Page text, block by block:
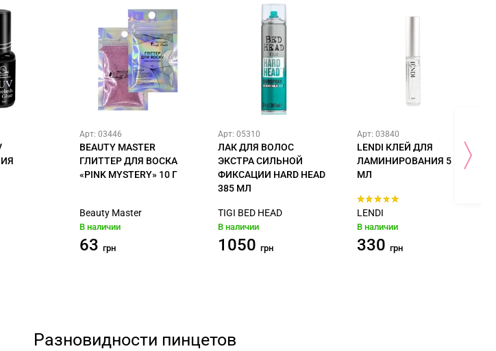
Арт: 03446
BEAUTY MASTER
ГЛИТТЕР ДЛЯ ВОСКА
«PINK MYSTERY» 10 Г
Beauty Master
В наличии
63 грн
Арт: 05310
ЛАК ДЛЯ ВОЛОС
ЭКСТРА СИЛЬНОЙ
ФИКСАЦИИ HARD HEAD
385 МЛ
TIGI BED HEAD
В наличии
1050 грн
Арт: 03840
LENDI КЛЕЙ ДЛЯ
ЛАМИНИРОВАНИЯ 5
МЛ
LENDI
В наличии
330 грн
Разновидности пинцетов